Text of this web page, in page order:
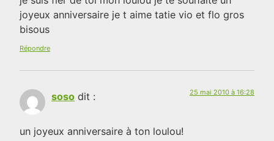
joyeux anniversaire je t aime tatie vio et flo gros
bisous
Répondre
soso dit : 25 mai 2010 à 16:28
un joyeux anniversaire à ton loulou!